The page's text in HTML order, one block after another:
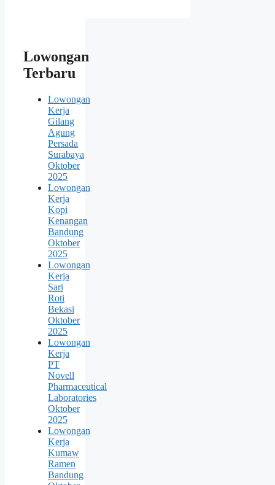
Lowongan
Terbaru
Lowongan
Kerja
Gilang
Agung
Persada
Surabaya
Oktober
2025
Lowongan
Kerja
Kopi
Kenangan
Bandung
Oktober
2025
Lowongan
Kerja
Sari
Roti
Bekasi
Oktober
2025
Lowongan
Kerja
PT
Novell
Pharmaceutical
Laboratories
Oktober
2025
Lowongan
Kerja
Kumaw
Ramen
Bandung